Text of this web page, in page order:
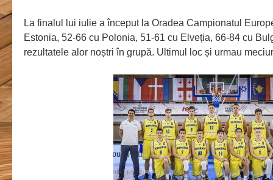
La finalul lui iulie a început la Oradea Campionatul
Estonia, 52-66 cu Polonia, 51-61 cu Elveția, 66-84 cu
rezultatele alor noștri în grupă. Ultimul loc și urmau